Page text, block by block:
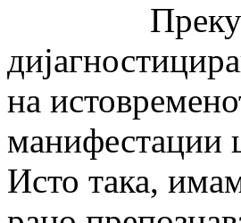
Преку
на
манифестации
Исто така,